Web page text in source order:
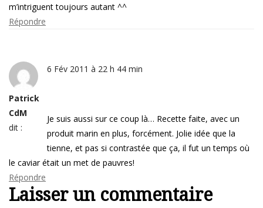
m’intriguent toujours autant ^^
Répondre
Patrick
CdM
dit :
6 Fév 2011 à 22 h 44 min
Je suis aussi sur ce coup là… Recette faite, avec un
produit marin en plus, forcément. Jolie idée que la
tienne, et pas si contrastée que ça, il fut un temps où
le caviar était un met de pauvres!
Répondre
Laisser un commentaire